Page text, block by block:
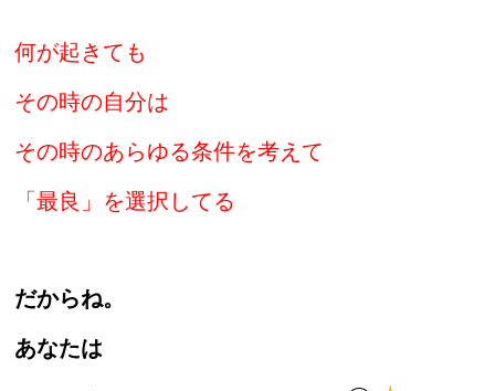
何が起きても
その時の自分は
その時のあらゆる条件を考えて
「最良」を選択してる
だからね。
あなたは